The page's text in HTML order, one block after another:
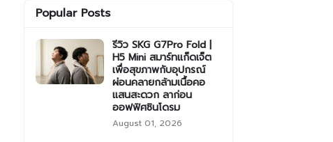
Popular Posts
รีวิว SKG G7Pro Fold |
H5 Mini สมาร์ทแก็ดเจ็ต
เพื่อสุขภาพกับอุปกรณ์
ผ่อนคลายกล้ามเนื้อคอ
แสนสะดวก ลาก่อน
ออฟฟิศซินโดรม
August 01, 2026